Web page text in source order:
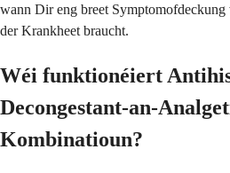
wann Dir eng breet
der Krankheet braucht.
Wéi funktionéiert
Decongestant-an-
Kombinatioun?